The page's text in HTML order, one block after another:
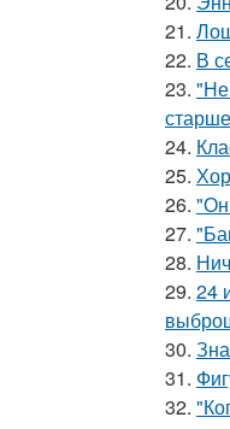
21.
22. В
23.
24.
25.
26. "Он
27.
28.
29. 24
30.
31.
32.